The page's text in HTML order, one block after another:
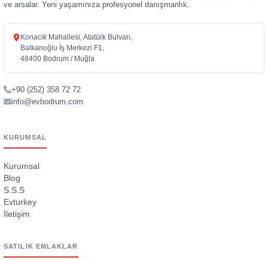
ve arsalar. Yeni yaşamınıza profesyonel danışmanlık.
Konacık Mahallesi, Atatürk Bulvarı,
Balkanoğlu İş Merkezi F1,
48400 Bodrum / Muğla
+90 (252) 358 72 72
info@evbodrum.com
KURUMSAL
Kurumsal
Blog
S.S.S
Evturkey
İletişim
SATILIK EMLAKLAR